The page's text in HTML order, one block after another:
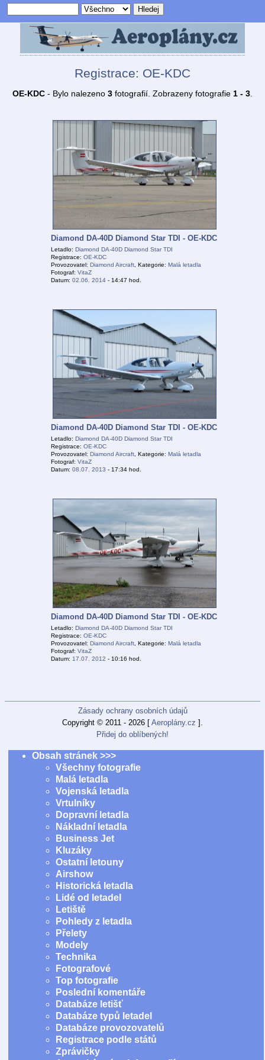
Registrace: OE-KDC
OE-KDC - Bylo nalezeno 3 fotografií. Zobrazeny fotografie 1 - 3.
Diamond DA-40D Diamond Star TDI - OE-KDC
Letadlo: Diamond DA-40D Diamond Star TDI
Registrace: OE-KDC
Provozovatel: Diamond Aircraft , Kategorie: Malá letadla
Fotograf: VitaZ
Datum: 02.06. 2014 - 14:47 hod.
Diamond DA-40D Diamond Star TDI - OE-KDC
Letadlo: Diamond DA-40D Diamond Star TDI
Registrace: OE-KDC
Provozovatel: Diamond Aircraft , Kategorie: Malá letadla
Fotograf: VitaZ
Datum: 08.07. 2013 - 17:34 hod.
Diamond DA-40D Diamond Star TDI - OE-KDC
Letadlo: Diamond DA-40D Diamond Star TDI
Registrace: OE-KDC
Provozovatel: Diamond Aircraft , Kategorie: Malá letadla
Fotograf: VitaZ
Datum: 17.07. 2012 - 10:16 hod.
Zásady ochrany osobních údajů
Copyright © 2011 - 2026 [ Aeroplány.cz ].
Přidej do oblíbených!
Obsah stránek >>>
Všechny fotografie
Malá letadla
Vojenská letadla
Vrtulníky
Dopravní letadla
Nákladní letadla
Business Jet
Kluzáky
Ostatní letouny
Airshow
Historická letadla
Lidé od letadel
Letiště
Pohledy z letadla
Přelety
Modely
Technika
Fotografové
Top fotografie
Poslední komentáře
Databáze letišť
Databáze typů letadel
Databáze provozovatelů
Registrace podle států
Zprávičky